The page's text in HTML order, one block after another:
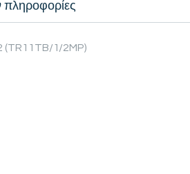
πληροφορίες
(TR11TB/1/2MP)